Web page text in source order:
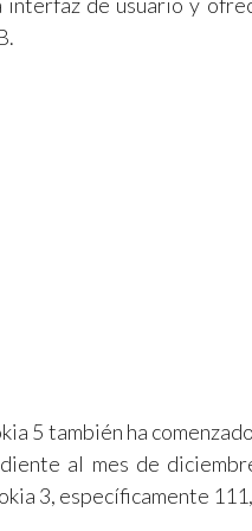
5 también ha
al mes de
3, específicamente